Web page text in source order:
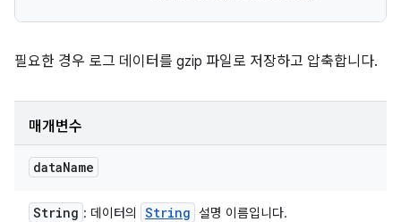
필요한 경우 로그 데이터를 gzip 파일로 저장하고 압축합니다.
매개변수
dataName
String : 데이터의 String 설명 이름입니다.